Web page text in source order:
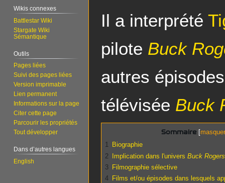
Il a interprété
pilote Buck
autres
télévisée Buck
Sommaire
1 Biographie
2
Implication dans l'univers Buck Rogers
3 Filmographie sélective
4 Films et/ou épisodes dans lesquels
Wikis connexes
Battlestar Wiki
Stargate Wiki
Sémantique
Outils
Pages liées
Suivi des pages liées
Version imprimable
Lien permanent
Informations sur la page
Citer cette page
Parcourir les propriétés
Tout développer
Dans d’autres langues
English